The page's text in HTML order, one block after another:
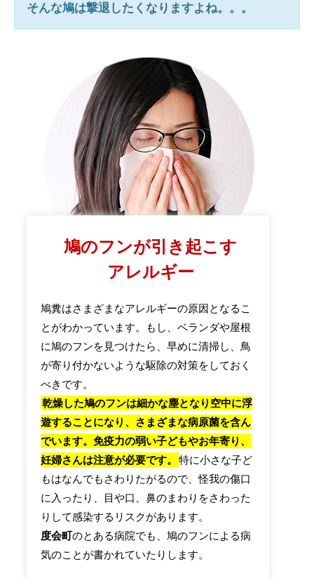
そんな鳩は撃退したくなりますよね。。。
鳩のフンが引き起こす
アレルギー
鳩糞はさまざまなアレルギーの原因となるこ
とがわかっています。もし、ベランダや屋根
に鳩のフンを見つけたら、早めに清掃し、鳥
が寄り付かないような駆除の対策をしておく
べきです。
乾燥した鳩のフンは細かな塵となり空中に浮
遊することになり、さまざまな病原菌を含ん
でいます。免疫力の弱い子どもやお年寄り、
妊婦さんは注意が必要です。
特に小さな子ど
もはなんでもさわりたがるので、怪我の傷口
に入ったり、目や口、鼻のまわりをさわった
りして感染するリスクがあります。
度会町のとある病院でも、鳩のフンによる病
気のことが書かれていたりします。